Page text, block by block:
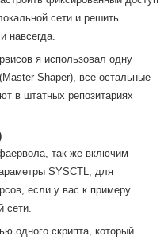
сети и решить
навсегда.
я использовал одну
Shaper), все остальные
в штатных репозитариях
так же включим
SYSCTL, для
если у вас к примеру
сети.
одного скрипта, который